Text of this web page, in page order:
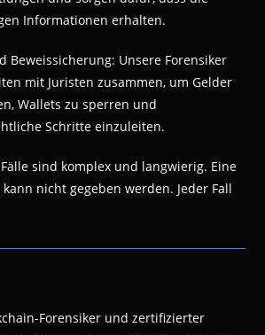
Informationen erhalten.
Beweissicherung: Unsere Forensiker
mit Juristen zusammen, um Gelder
Wallets zu sperren und
Schritte einzuleiten.
sind komplex und langwierig. Eine
nicht gegeben werden. Jeder Fall
Forensiker und zertifizierter